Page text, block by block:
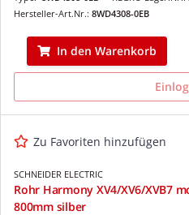
Hersteller-Art.Nr.: 8WD4308-0EB
In den Warenkorb
Zu Favoriten hinzufügen
SCHNEIDER ELECTRIC
Rohr Harmony XV4/XV6/XVB7
800mm silber